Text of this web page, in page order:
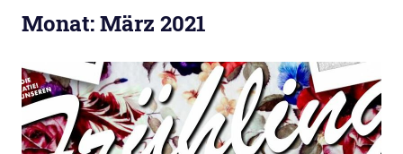
Monat:März 2021